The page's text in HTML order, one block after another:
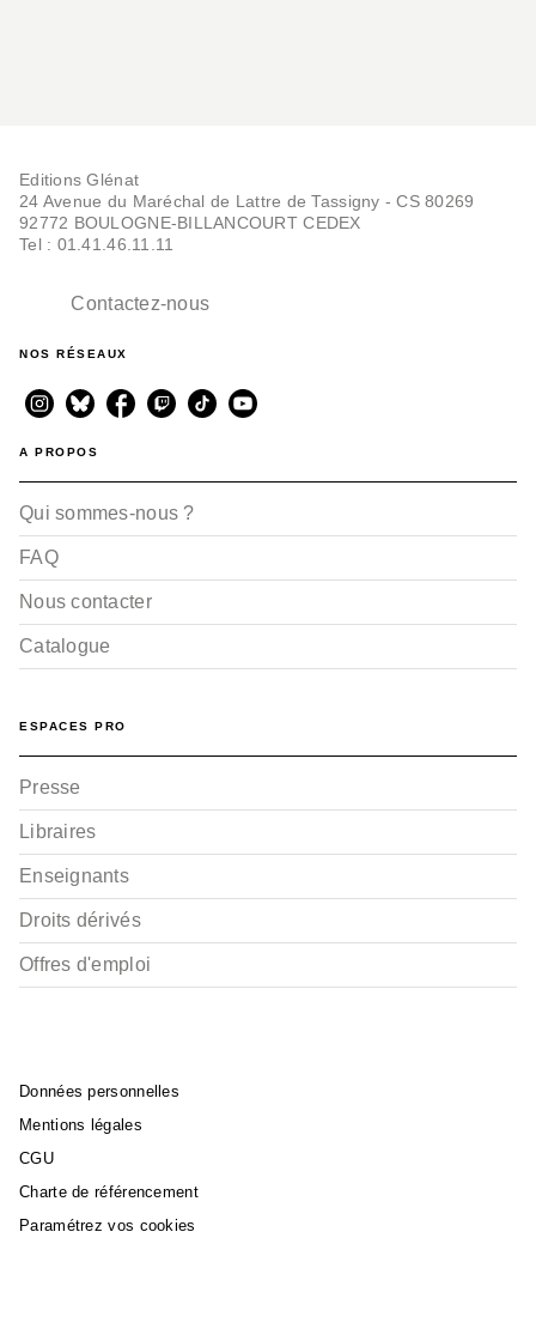
Editions Glénat
24 Avenue du Maréchal de Lattre de Tassigny - CS 80269
92772 BOULOGNE-BILLANCOURT CEDEX
Tel : 01.41.46.11.11
Contactez-nous
NOS RÉSEAUX
A PROPOS
Qui sommes-nous ?
FAQ
Nous contacter
Catalogue
ESPACES PRO
Presse
Libraires
Enseignants
Droits dérivés
Offres d'emploi
Données personnelles
Mentions légales
CGU
Charte de référencement
Paramétrez vos cookies